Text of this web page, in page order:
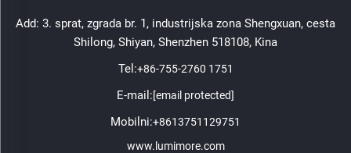
Add: 3. sprat, zgrada br. 1, industrijska zona Shengxuan, cesta
Shilong, Shiyan, Shenzhen 518108, Kina
Tel:+86-755-2760 1751
E-mail:[email protected]
Mobilni:+8613751129751
www.lumimore.com